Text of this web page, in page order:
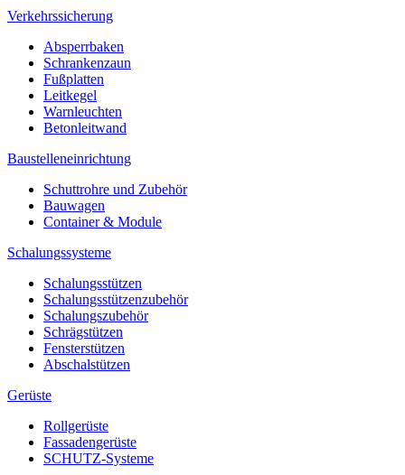
Verkehrssicherung
Absperrbaken
Schrankenzaun
Fußplatten
Leitkegel
Warnleuchten
Betonleitwand
Baustelleneinrichtung
Schuttrohre und Zubehör
Bauwagen
Container & Module
Schalungssysteme
Schalungsstützen
Schalungsstützenzubehör
Schalungszubehör
Schrägstützen
Fensterstützen
Abschalstützen
Gerüste
Rollgerüste
Fassadengerüste
SCHUTZ-Systeme